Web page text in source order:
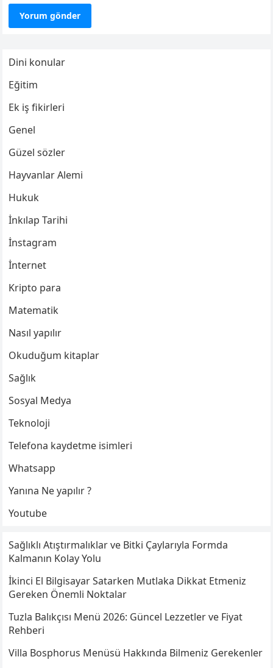
Dini konular
Eğitim
Ek iş fikirleri
Genel
Güzel sözler
Hayvanlar Alemi
Hukuk
İnkılap Tarihi
İnstagram
İnternet
Kripto para
Matematik
Nasıl yapılır
Okuduğum kitaplar
Sağlık
Sosyal Medya
Teknoloji
Telefona kaydetme isimleri
Whatsapp
Yanına Ne yapılır ?
Youtube
Sağlıklı Atıştırmalıklar ve Bitki Çaylarıyla Formda
Kalmanın Kolay Yolu
İkinci El Bilgisayar Satarken Mutlaka Dikkat Etmeniz
Gereken Önemli Noktalar
Tuzla Balıkçısı Menü 2026: Güncel Lezzetler ve Fiyat
Rehberi
Villa Bosphorus Menüsü Hakkında Bilmeniz Gerekenler